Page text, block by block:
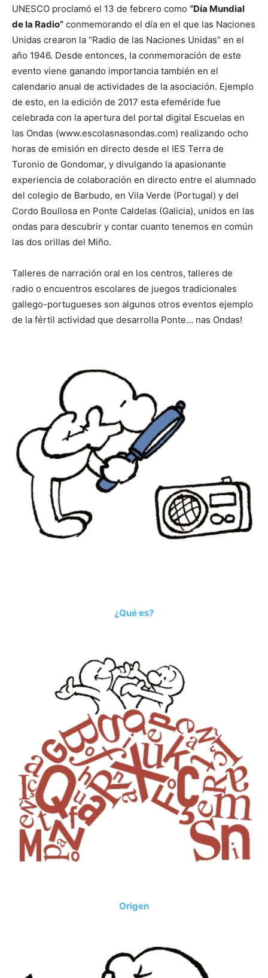
UNESCO proclamó el 13 de febrero como “Día Mundial
de la Radio” conmemorando el día en el que las Naciones
Unidas crearon la “Radio de las Naciones Unidas” en el
año 1946. Desde entonces, la conmemoración de este
evento viene ganando importancia también en el
calendario anual de actividades de la asociación. Ejemplo
de esto, en la edición de 2017 esta efeméride fue
celebrada con la apertura del portal digital Escuelas en
las Ondas (www.escolasnasondas.com) realizando ocho
horas de emisión en directo desde el IES Terra de
Turonio de Gondomar, y divulgando la apasionante
experiencia de colaboración en directo entre el alumnado
del colegio de Barbudo, en Vila Verde (Portugal) y del
Cordo Boullosa en Ponte Caldelas (Galicia), unidos en las
ondas para descubrir y contar cuanto tenemos en común
las dos orillas del Miño.
Talleres de narración oral en los centros, talleres de
radio o encuentros escolares de juegos tradicionales
gallego-portugueses son algunos otros eventos ejemplo
de la fértil actividad que desarrolla Ponte… nas Ondas!
¿Qué es?
Origen